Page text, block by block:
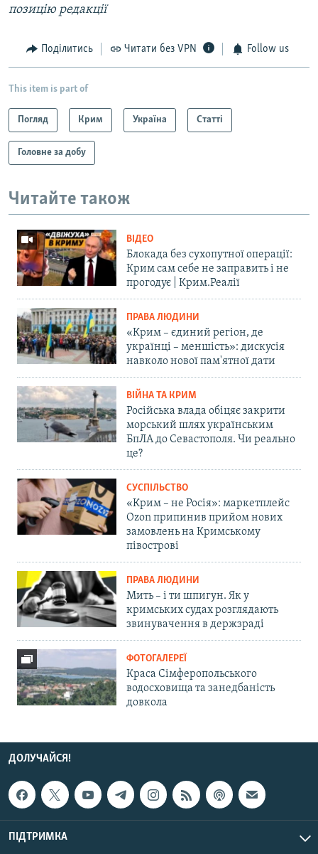
позицію редакції
Поділитись Читати без VPN Follow us
This item is part of
Погляд Крим Україна Статті
Головне за добу
Читайте також
ВІДЕО
Блокада без сухопутної операції:
Крим сам себе не заправить і не
прогодує | Крим.Реалії
ПРАВА ЛЮДИНИ
«Крим – єдиний регіон, де
українці – меншість»: дискусія
навколо нової пам'ятної дати
ВІЙНА ТА КРИМ
Російська влада обіцяє закрити
морський шлях українським
БпЛА до Севастополя. Чи реально
це?
СУСПІЛЬСТВО
«Крим – не Росія»: маркетплейс
Ozon припинив прийом нових
замовлень на Кримському
півострові
ПРАВА ЛЮДИНИ
Мить – і ти шпигун. Як у
кримських судах розглядають
звинувачення в держзраді
ФОТОГАЛЕРЕЇ
Краса Сімферопольського
водосховища та занедбаність
довкола
ДОЛУЧАЙСЯ!
ПІДТРИМКА